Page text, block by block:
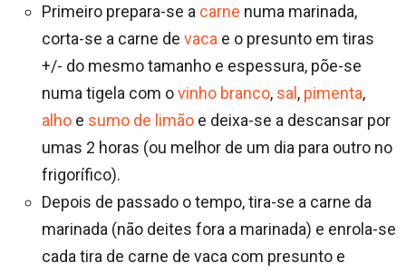
Primeiro prepara-se a carne numa marinada,
corta-se a carne de vaca e o presunto em tiras
+/- do mesmo tamanho e espessura, põe-se
numa tigela com ovinho branco, sal , pimenta,
alho e sumo de limão e deixa-se a descansar por
umas 2 horas (ou melhor de um dia para outro no
frigorífico).
Depois de passado o tempo, tira-se a carne da
marinada (não deites fora a marinada) e enrola-se
cada tira de carne de vaca com presunto e